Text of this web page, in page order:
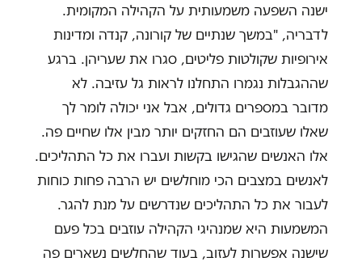
ישנה השפעה משמעותית על הקהילה המקומית.
לדבריה, "במשך שנתיים של קורונה, קנדה ומדינות
אירופיות שקולטות פליטים, סגרו את שעריהן. ברגע
שההגבלות נגמרו התחלנו לראות גל עזיבה. לא
מדובר במספרים גדולים, אבל אני יכולה לומר לך
שאלו שעוזבים הם החזקים יותר מבין אלו שחיים פה.
אלו האנשים שהגישו בקשות ועברו את כל התהליכים.
לאנשים במצבים הכי מוחלשים יש הרבה פחות כוחות
לעבור את כל התהליכים שנדרשים על מנת להגר.
המשמעות היא שמנהיגי הקהילה עוזבים בכל פעם
שישנה אפשרות לעזוב, בעוד שהחלשים נשארים פה